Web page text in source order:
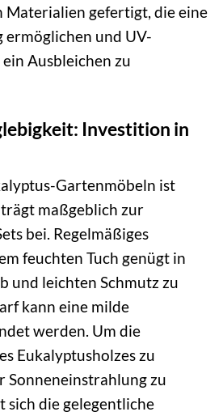
gefertigt, die eine
ermöglichen und UV-
Ausbleichen zu
Investition in
Gartenmöbeln ist
maßgeblich zur
bei. Regelmäßiges
feuchten Tuch genügt in
und leichten Schmutz zu
kann eine milde
werden. Um die
Eukalyptusholzes zu
Sonneneinstrahlung zu
sich die gelegentliche